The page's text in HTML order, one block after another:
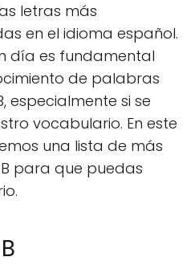
letras más
en el idioma español.
día es fundamental
de palabras
especialmente si se
vocabulario. En este
una lista de más
para que puedas